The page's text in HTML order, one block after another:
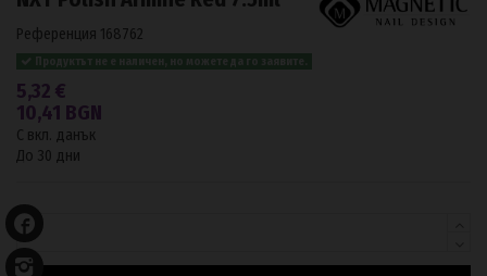
Референция 168762
5,32 €
10,41 BGN
С вкл. данък
До 30 дни